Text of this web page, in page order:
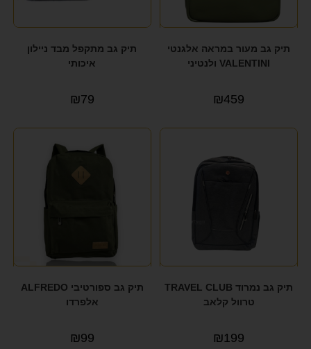
תיק גב מעור במראה אלגנטי
VALENTINI ולנטיני
₪459
תיק גב מתקפל מבד ניילון
איכותי
₪79
תיק גב נמרוד TRAVEL CLUB
טרוול קלאב
₪199
תיק גב ספורטיבי ALFREDO
אלפרדו
₪99